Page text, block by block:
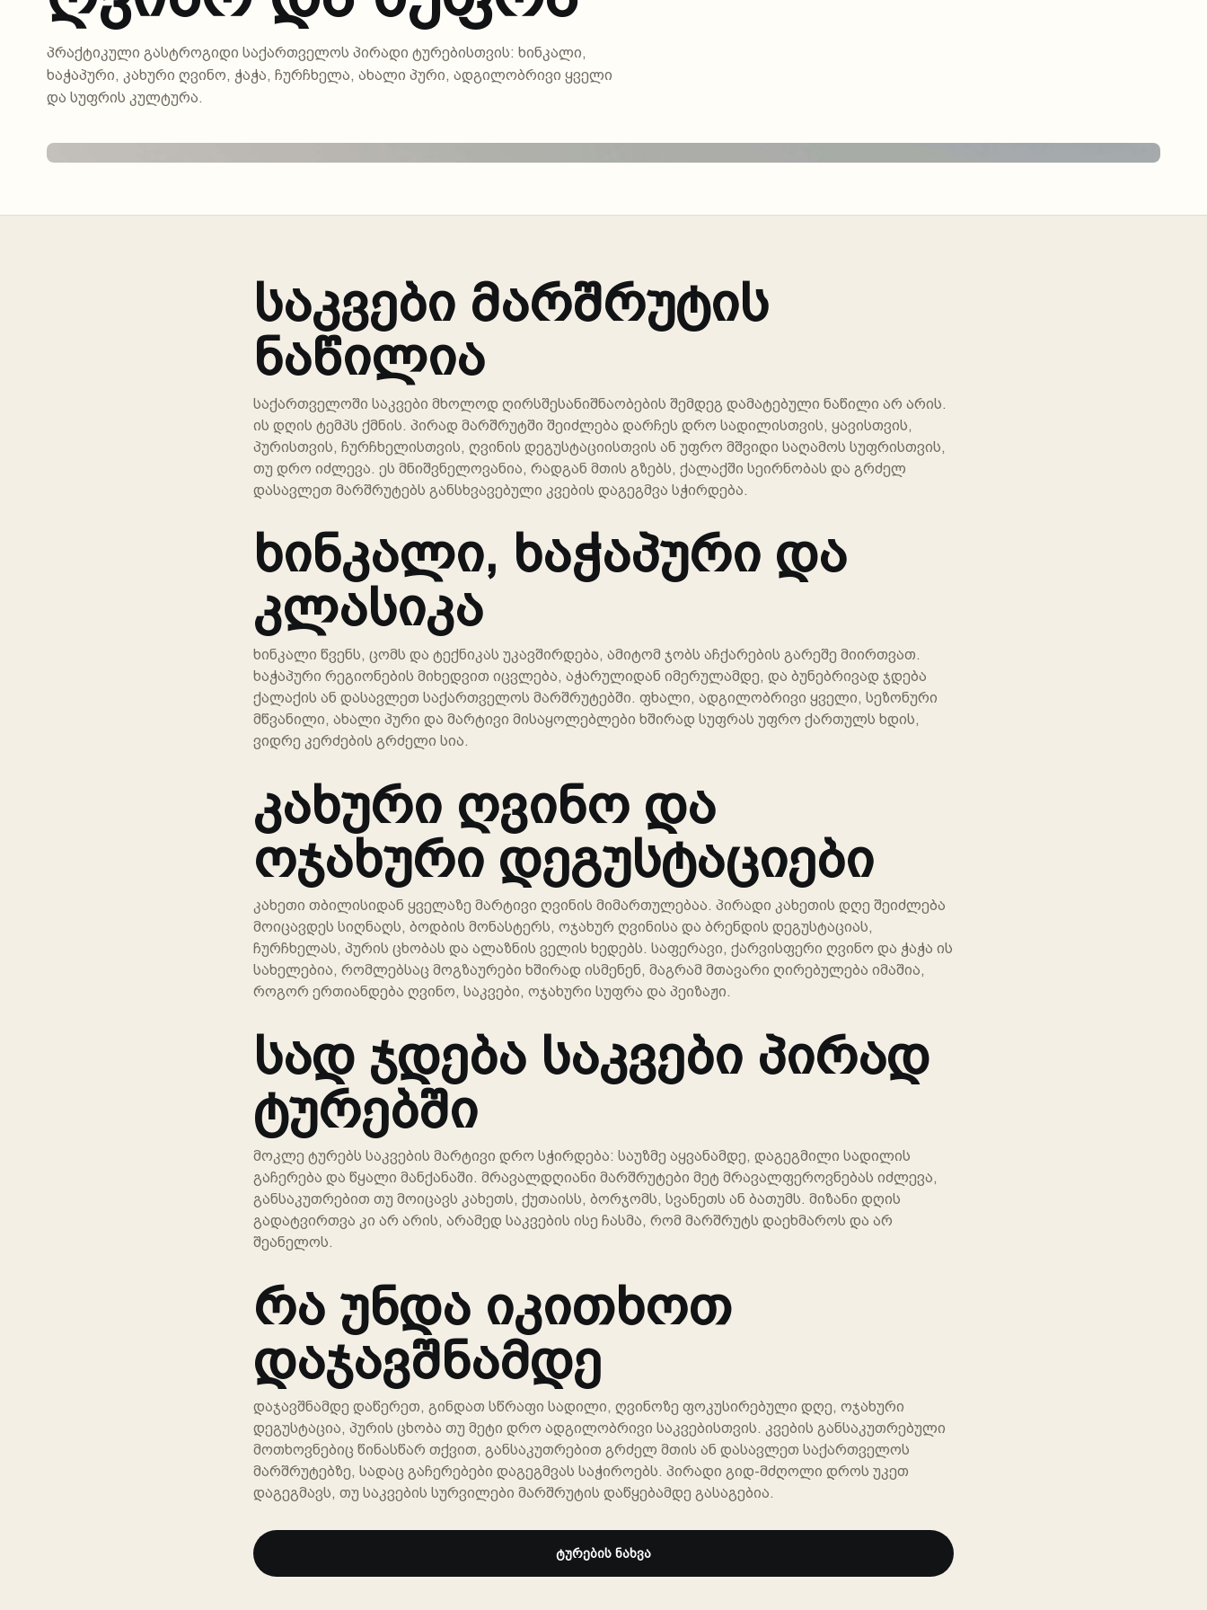
პრაქტიკული გასტროგიდი საქართველოს პირადი ტურებისთვის: ხინკალი,
ხაჭაპური, კახური ღვინო, ჭაჭა, ჩურჩხელა, ახალი პური, ადგილობრივი ყველი
და სუფრის კულტურა.
საკვები მარშრუტის
ნაწილია
საქართველოში საკვები მხოლოდ ღირსშესანიშნაობების შემდეგ დამატებული ნაწილი არ არის.
ის დღის ტემპს ქმნის. პირად მარშრუტში შეიძლება დარჩეს დრო სადილისთვის, ყავისთვის,
პურისთვის, ჩურჩხელისთვის, ღვინის დეგუსტაციისთვის ან უფრო მშვიდი საღამოს სუფრისთვის,
თუ დრო იძლევა. ეს მნიშვნელოვანია, რადგან მთის გზებს, ქალაქში სეირნობას და გრძელ
დასავლეთ მარშრუტებს განსხვავებული კვების დაგეგმვა სჭირდება.
ხინკალი, ხაჭაპური და
კლასიკა
ხინკალი წვენს, ცომს და ტექნიკას უკავშირდება, ამიტომ ჯობს აჩქარების გარეშე მიირთვათ.
ხაჭაპური რეგიონების მიხედვით იცვლება, აჭარულიდან იმერულამდე, და ბუნებრივად ჯდება
ქალაქის ან დასავლეთ საქართველოს მარშრუტებში. ფხალი, ადგილობრივი ყველი, სეზონური
მწვანილი, ახალი პური და მარტივი მისაყოლებლები ხშირად სუფრას უფრო ქართულს ხდის,
ვიდრე კერძების გრძელი სია.
კახური ღვინო და
ოჯახური დეგუსტაციები
კახეთი თბილისიდან ყველაზე მარტივი ღვინის მიმართულებაა. პირადი კახეთის დღე შეიძლება
მოიცავდეს სიღნაღს, ბოდბის მონასტერს, ოჯახურ ღვინისა და ბრენდის დეგუსტაციას,
ჩურჩხელას, პურის ცხობას და ალაზნის ველის ხედებს. საფერავი, ქარვისფერი ღვინო და ჭაჭა ის
სახელებია, რომლებსაც მოგზაურები ხშირად ისმენენ, მაგრამ მთავარი ღირებულება იმაშია,
როგორ ერთიანდება ღვინო, საკვები, ოჯახური სუფრა და პეიზაჟი.
სად ჯდება საკვები პირად
ტურებში
მოკლე ტურებს საკვების მარტივი დრო სჭირდება: საუზმე აყვანამდე, დაგეგმილი სადილის
გაჩერება და წყალი მანქანაში. მრავალდღიანი მარშრუტები მეტ მრავალფეროვნებას იძლევა,
განსაკუთრებით თუ მოიცავს კახეთს, ქუთაისს, ბორჯომს, სვანეთს ან ბათუმს. მიზანი დღის
გადატვირთვა კი არ არის, არამედ საკვების ისე ჩასმა, რომ მარშრუტს დაეხმაროს და არ
შეანელოს.
რა უნდა იკითხოთ
დაჯავშნამდე
დაჯავშნამდე დაწერეთ, გინდათ სწრაფი სადილი, ღვინოზე ფოკუსირებული დღე, ოჯახური
დეგუსტაცია, პურის ცხობა თუ მეტი დრო ადგილობრივი საკვებისთვის. კვების განსაკუთრებული
მოთხოვნებიც წინასწარ თქვით, განსაკუთრებით გრძელ მთის ან დასავლეთ საქართველოს
მარშრუტებზე, სადაც გაჩერებები დაგეგმვას საჭიროებს. პირადი გიდ-მძღოლი დროს უკეთ
დაგეგმავს, თუ საკვების სურვილები მარშრუტის დაწყებამდე გასაგებია.
ტურების ნახვა
ᲰᲙᲘᲗᲮᲔ AI-Ს
საქართველოს
მარშრუტების ასისტენტი